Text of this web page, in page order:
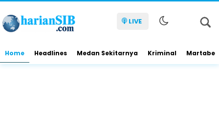
LIVE
Home Headlines Medan Sekitarnya Kriminal Martabe